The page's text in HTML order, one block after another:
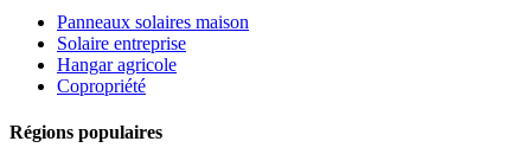
Panneaux solaires maison
Solaire entreprise
Hangar agricole
Copropriété
Régions populaires